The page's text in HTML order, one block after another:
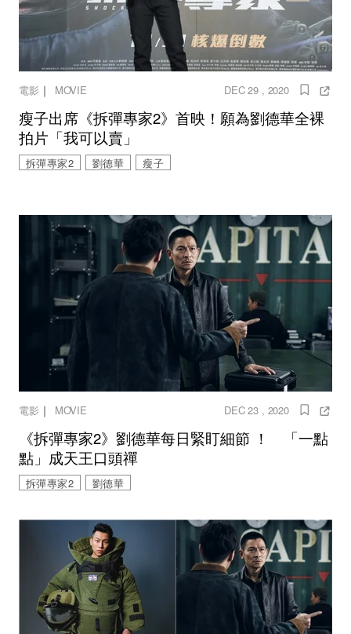
電影 ｜ MOVIE DEC 29 , 2020
瘦子出席《拆彈專家2》首映！願為劉德華全裸
拍片「我可以賣」
拆彈專家2 劉德華 瘦子
電影 ｜ MOVIE DEC 23 , 2020
《拆彈專家2》劉德華每日緊盯細節 ！ 「一點
點」成天王口頭禪
拆彈專家2 劉德華